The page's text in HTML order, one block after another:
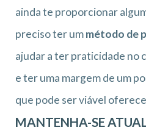
ainda te proporcionar
preciso ter ummétodo de
ajudar a ter praticidade no
e ter uma margem de um
que pode ser viável
MANTENHA-SE